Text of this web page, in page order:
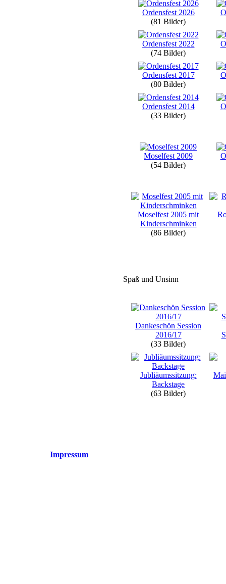
Ordensfest 2026
(81 Bilder)
Ordensfest 2022
(74 Bilder)
Ordensfest 2017
(80 Bilder)
Ordensfest 2014
(33 Bilder)
Moselfest 2009
(54 Bilder)
Moselfest 2005 mit
Kinderschminken
(86 Bilder)
Spaß und Unsinn
Dankeschön Session
2016/17
(33 Bilder)
Jubliäumssitzung:
Backstage
(63 Bilder)
Impressum